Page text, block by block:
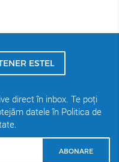
ESTEL
direct în inbox. Te poți
datele în Politica de
ABONARE